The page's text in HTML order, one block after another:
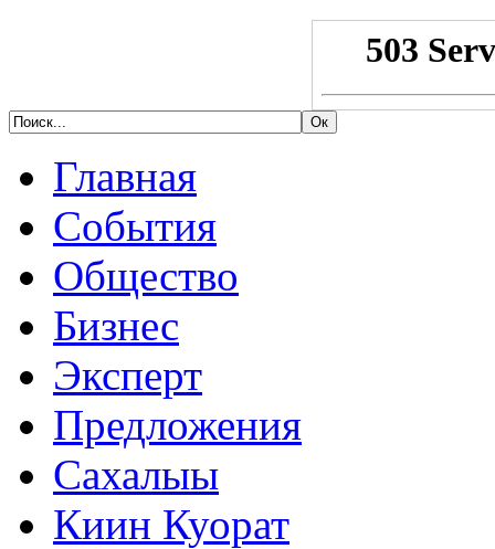
Главная
События
Общество
Бизнес
Эксперт
Предложения
Сахалыы
Киин Куорат